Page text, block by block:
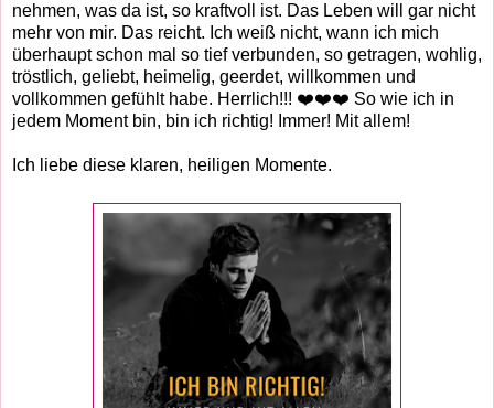
nehmen, was da ist, so kraftvoll ist. Das Leben will gar nicht
mehr von mir. Das reicht. Ich weiß nicht, wann ich mich
überhaupt schon mal so tief verbunden, so getragen, wohlig,
tröstlich, geliebt, heimelig, geerdet, willkommen und
vollkommen gefühlt habe. Herrlich!!! ❤️❤️❤️ So wie ich in
jedem Moment bin, bin ich richtig! Immer! Mit allem!
Ich liebe diese klaren, heiligen Momente.